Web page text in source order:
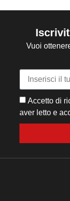
Vuoi
Accetto di
aver letto e